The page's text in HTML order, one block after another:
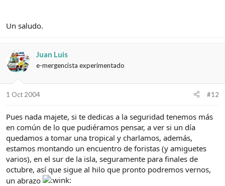
Un saludo.
Juan Luis
e-mergencista experimentado
1 Oct 2004 #12
Pues nada majete, si te dedicas a la seguridad tenemos más
en común de lo que pudiéramos pensar, a ver si un día
quedamos a tomar una tropical y charlamos, además,
estamos montando un encuentro de foristas (y amiguetes
varios), en el sur de la isla, seguramente para finales de
octubre, así que sigue al hilo que pronto podremos vernos,
un abrazo